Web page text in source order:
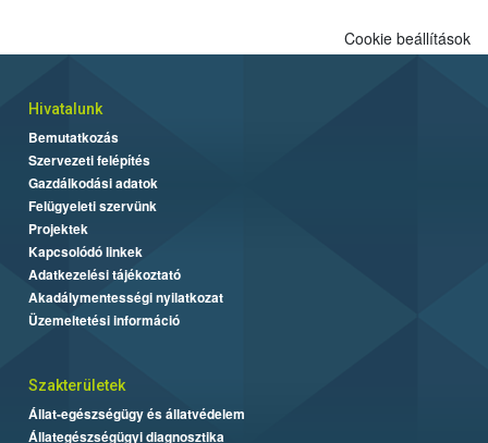
Cookie beállítások
Hivatalunk
Bemutatkozás
Szervezeti felépítés
Gazdálkodási adatok
Felügyeleti szervünk
Projektek
Kapcsolódó linkek
Adatkezelési tájékoztató
Akadálymentességi nyilatkozat
Üzemeltetési információ
Szakterületek
Állat-egészségügy és állatvédelem
Állategészségügyi diagnosztika